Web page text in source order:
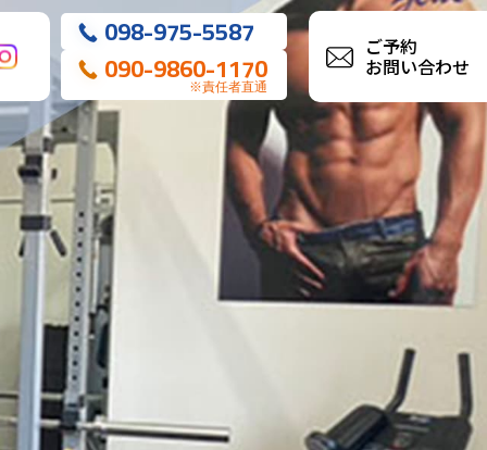
098-975-5587
090-9860-1170
※責任者直通
ご予約
お問い合わせ